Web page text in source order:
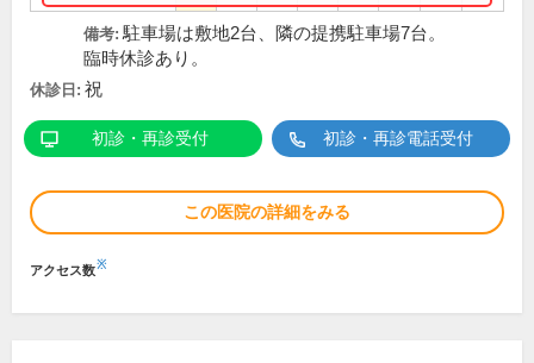
備考: 駐車場は敷地2台、隣の提携駐車場7台。
臨時休診あり。
休診日: 祝
初診・再診受付 初診・再診電話受付
この医院の詳細をみる
アクセス数※